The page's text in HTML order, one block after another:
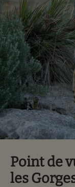
Point de
les